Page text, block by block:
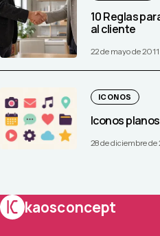
10 Reglas
al cliente
22 de mayo de 2011
ICONOS
Iconos
28 de diciembre de
kaosconcept